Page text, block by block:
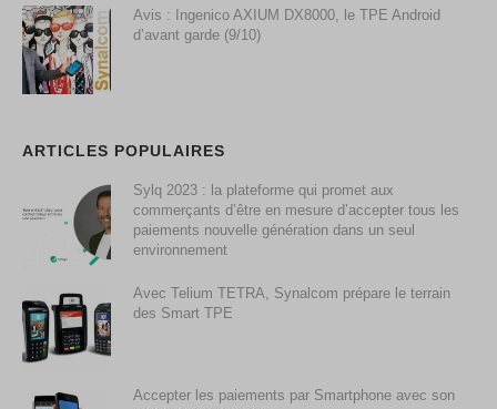
Avis : Ingenico AXIUM DX8000, le TPE Android
d’avant garde (9/10)
ARTICLES POPULAIRES
Sylq 2023 : la plateforme qui promet aux
commerçants d’être en mesure d’accepter tous les
paiements nouvelle génération dans un seul
environnement
Avec Telium TETRA, Synalcom prépare le terrain
des Smart TPE
Accepter les paiements par Smartphone avec son